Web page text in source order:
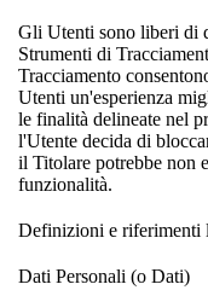
Gli Utenti sono liberi di
Strumenti di
Tracciamento
Utenti un'esperienza
le finalità delineate nel
l'Utente decida di
il Titolare potrebbe non
funzionalità.
Definizioni e riferimenti
Dati Personali (o Dati)